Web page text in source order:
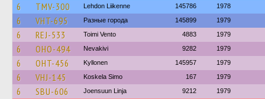
6 TMV-300 Lehdon Liikenne 145786 1978
6 VHT-695 Разные города 145899 1979
6 REJ-533 Toimi Vento 4883 1979
6 OHO-494 Nevakivi 9282 1979
6 OHT-456 Kyllonen 145957 1979
6 VHJ-145 Koskela Simo 167 1979
6 SBU-606 Joensuun Linja 9212 1979